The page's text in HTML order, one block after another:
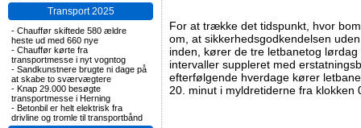
Transport 2025
- Chauffør skiftede 580 ældre
heste ud med 660 nye
- Chauffør kørte fra
transportmesse i nyt vogntog
- Sandkunstnere brugte ni dage på
at skabe to sværvægtere
- Knap 29.000 besøgte
transportmesse i Herning
- Betonbil er helt elektrisk fra
drivline og tromle til transportbånd
For at trække det tidspunkt, hvor
om, at sikkerhedsgodkendelsen
inden, kører de tre letbanetog
intervaller suppleret med
efterfølgende hverdage kører
20. minut i myldretiderne fra